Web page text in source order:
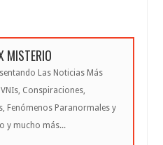
MISTERIO
Las Noticias Más
Conspiraciones,
Fenómenos Paranormales y
y mucho más...